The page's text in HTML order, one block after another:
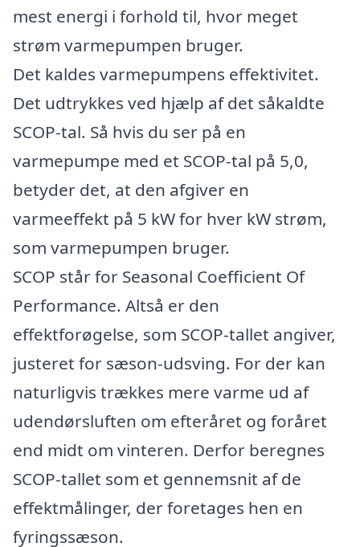
mest energi i forhold til, hvor meget
strøm varmepumpen bruger.
Det kaldes varmepumpens effektivitet.
Det udtrykkes ved hjælp af det såkaldte
SCOP-tal. Så hvis du ser på en
varmepumpe med et SCOP-tal på 5,0,
betyder det, at den afgiver en
varmeeffekt på 5 kW for hver kW strøm,
som varmepumpen bruger.
SCOP står for Seasonal Coefficient Of
Performance. Altså er den
effektforøgelse, som SCOP-tallet angiver,
justeret for sæson-udsving. For der kan
naturligvis trækkes mere varme ud af
udendørsluften om efteråret og foråret
end midt om vinteren. Derfor beregnes
SCOP-tallet som et gennemsnit af de
effektmålinger, der foretages hen en
fyringssæson.